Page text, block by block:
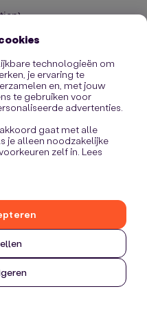
.
technologieën om
je ervaring te
en, met jouw
te gebruiken voor
advertenties.
gaat met alle
je alleen noodzakelijke
zelf in. Lees